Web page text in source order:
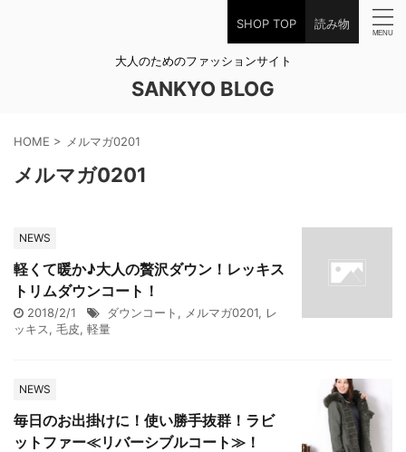
SHOP TOP 読み物
大人のためのファッションサイト
SANKYO BLOG
HOME > メルマガ0201
メルマガ0201
NEWS
軽くて暖か♪大人の贅沢ダウン！レッキス
トリムダウンコート！
2018/2/1 ダウンコート , メルマガ0201, レ
ッキス, 毛皮, 軽量
NEWS
毎日のお出掛けに！使い勝手抜群！ラビ
ットファー≪リバーシブルコート≫！